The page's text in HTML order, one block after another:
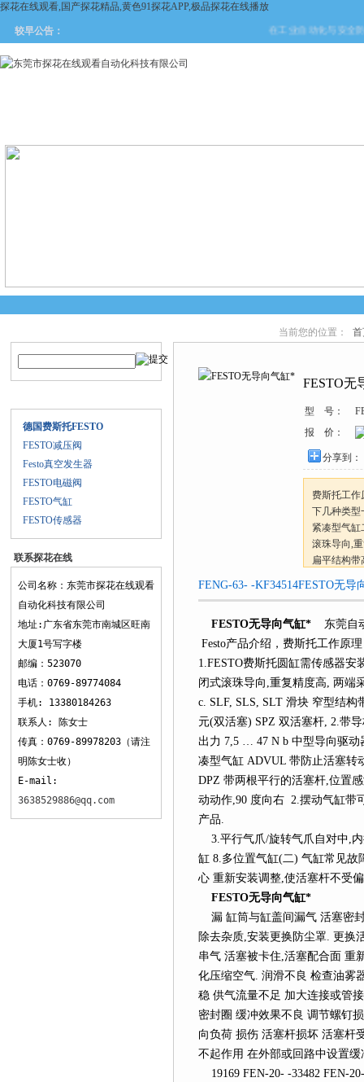
探花在线观看,国产探花精品,黄色91探花APP,极品探花在线播放
较早公告： 在工业自动化与安全防
德国费斯托FESTO
FESTO减压阀
Festo真空发生器
FESTO电磁阀
FESTO气缸
FESTO传感器
联系探花在线
观看
公司名称：东莞市探花在线观看
自动化科技有限公司
地址:广东省东莞市南城区旺南
大厦1号写字楼
邮编：523070
电话：0769-89774084
手机: 13380184263
联系人: 陈女士
传真：0769-89978203（请注
明陈女士收）
E-mail:
3638529886@qq.com
当前您的位置：
FESTO无
型 号：
报 价：
分享到：
费斯托工作
下几种类型
紧凑型气缸
滚珠导向,
扁平结构带
FENG-63- -KF34514FESTO无导
FESTO无导向气缸*
东莞自
Festo产品介绍，费斯托工作原
1.FESTO费斯托圆缸需传感器安
闭式滚珠导向,重复精度高, 两端
c. SLF, SLS, SLT 滑块 窄型结
元(双活塞) SPZ 双活塞杆, 2.带
出力 7,5 … 47 N b 中型导向驱动
凑型气缸 ADVUL 带防止活塞转
DPZ 带两根平行的活塞杆,位置
动动作,90 度向右 2.摆动气缸带
产品.
3.平行气爪/旋转气爪自对中,内
缸 8.多位置气缸(二) 气缸常见
心 重新安装调整,使活塞杆不受
FESTO无导向气缸*
漏 缸筒与缸盖间漏气 活塞密
除去杂质,安装更换防尘罩. 更换
串气 活塞被卡住,活塞配合面 重
化压缩空气. 润滑不良 检查油雾
稳 供气流量不足 加大连接或管
密封圈 缓冲效果不良 调节螺钉
向负荷 损伤 活塞杆损坏 活塞杆
不起作用 在外部或回路中设置缓冲
19169 FEN-20- -33482 FEN-